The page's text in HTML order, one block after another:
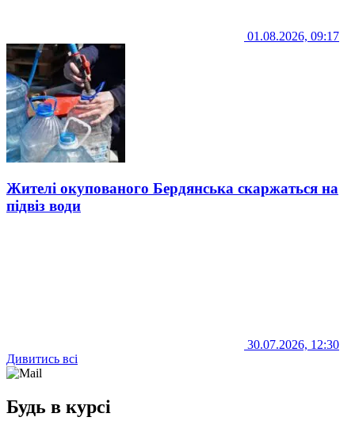
01.08.2026, 09:17
Жителі окупованого Бердянська скаржаться на
підвіз води
30.07.2026, 12:30
Дивитись всі
Будь в курсі